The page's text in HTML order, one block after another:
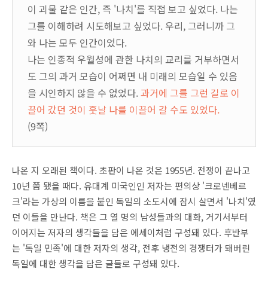
이 괴물 같은 인간, 즉 '나치'를 직접 보고 싶었다. 나는
그를 이해하려 시도해보고 싶었다. 우리, 그러니까 그
와 나는 모두 인간이었다.
나는 인종적 우월성에 관한 나치의 교리를 거부하면서
도 그의 과거 모습이 어쩌면 내 미래의 모습일 수 있음
을 시인하지 않을 수 없었다.과거에 그를 그런 길로 이
끌어 갔던 것이 훗날 나를 이끌어 갈 수도 있었다.
(9쪽)
나온 지 오래된 책이다. 초판이 나온 것은 1955년. 전쟁이 끝나고
10년 쯤 됐을 때다. 유대계 미국인인 저자는 편의상 '크로넨베르
크'라는 가상의 이름을 붙인 독일의 소도시에 잠시 살면서 '나치'였
던 이들을 만난다. 책은 그 열 명의 남성들과의 대화, 거기서부터
이어지는 저자의 생각들을 담은 에세이처럼 구성돼 있다. 후반부
는 '독일 민족'에 대한 저자의 생각, 전후 냉전의 경쟁터가 돼버린
독일에 대한 생각을 담은 글들로 구성돼 있다.